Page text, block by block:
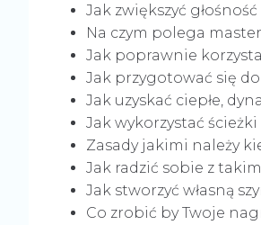
Jak zwiększyć
Na czym polega
Jak poprawnie
Jak przygotować się
Jak uzyskać ciepłe,
Jak wykorzystać
Zasady jakimi należy
Jak radzić sobie z
Jak stworzyć własną
Co zrobić by Twoje